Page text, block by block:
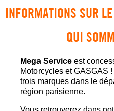
INFORMATIONS SUR
QUI
Mega Service est
Motorcycles et GASGAS
trois marques dans le
région parisienne.